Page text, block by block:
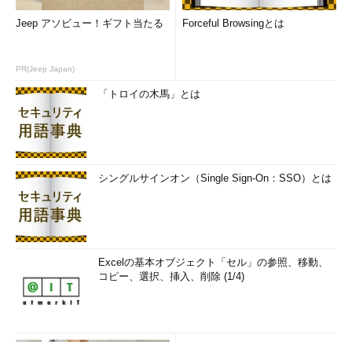
Jeep アソビュー！ギフト当たる
PR(Jeep Japan)
Forceful Browsingとは
「トロイの木馬」とは
シングルサインオン（Single Sign-On：SSO）とは
Excelの基本オブジェクト「セル」の参照、移動、
コピー、選択、挿入、削除 (1/4)